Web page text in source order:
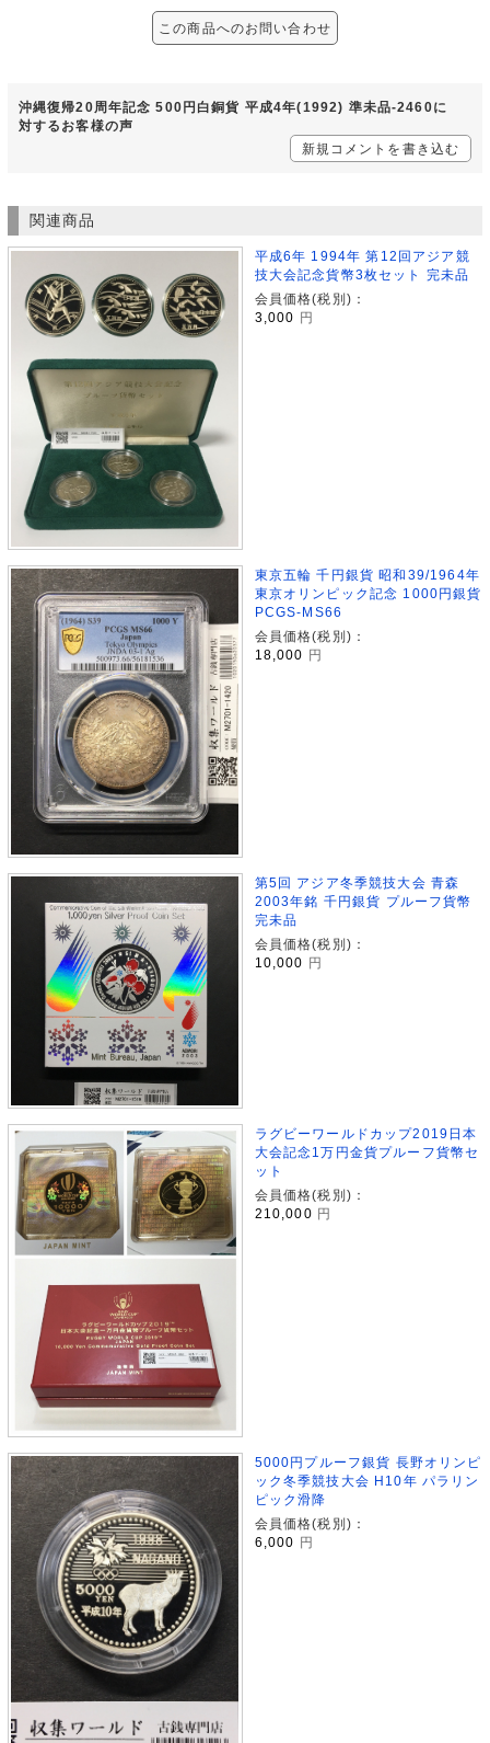
この商品へのお問い合わせ
沖縄復帰20周年記念 500円白銅貨 平成4年(1992) 準未品-2460に
対するお客様の声
新規コメントを書き込む
関連商品
平成6年 1994年 第12回アジア競
技大会記念貨幣3枚セット 完未品
会員価格(税別)：
3,000
円
東京五輪 千円銀貨 昭和39/1964年
東京オリンピック記念 1000円銀貨
PCGS-MS66
会員価格(税別)：
18,000 円
第5回 アジア冬季競技大会 青森
2003年銘 千円銀貨 プルーフ貨幣
完未品
会員価格(税別)：
10,000 円
ラグビーワールドカップ2019日本
大会記念1万円金貨プルーフ貨幣セ
ット
会員価格(税別)：
210,000 円
5000円プルーフ銀貨 長野オリンピ
ック冬季競技大会 H10年 パラリン
ピック滑降
会員価格(税別)：
6,000 円